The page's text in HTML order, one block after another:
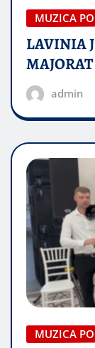
MUZICA
LAVINIA
admin
MUZICA